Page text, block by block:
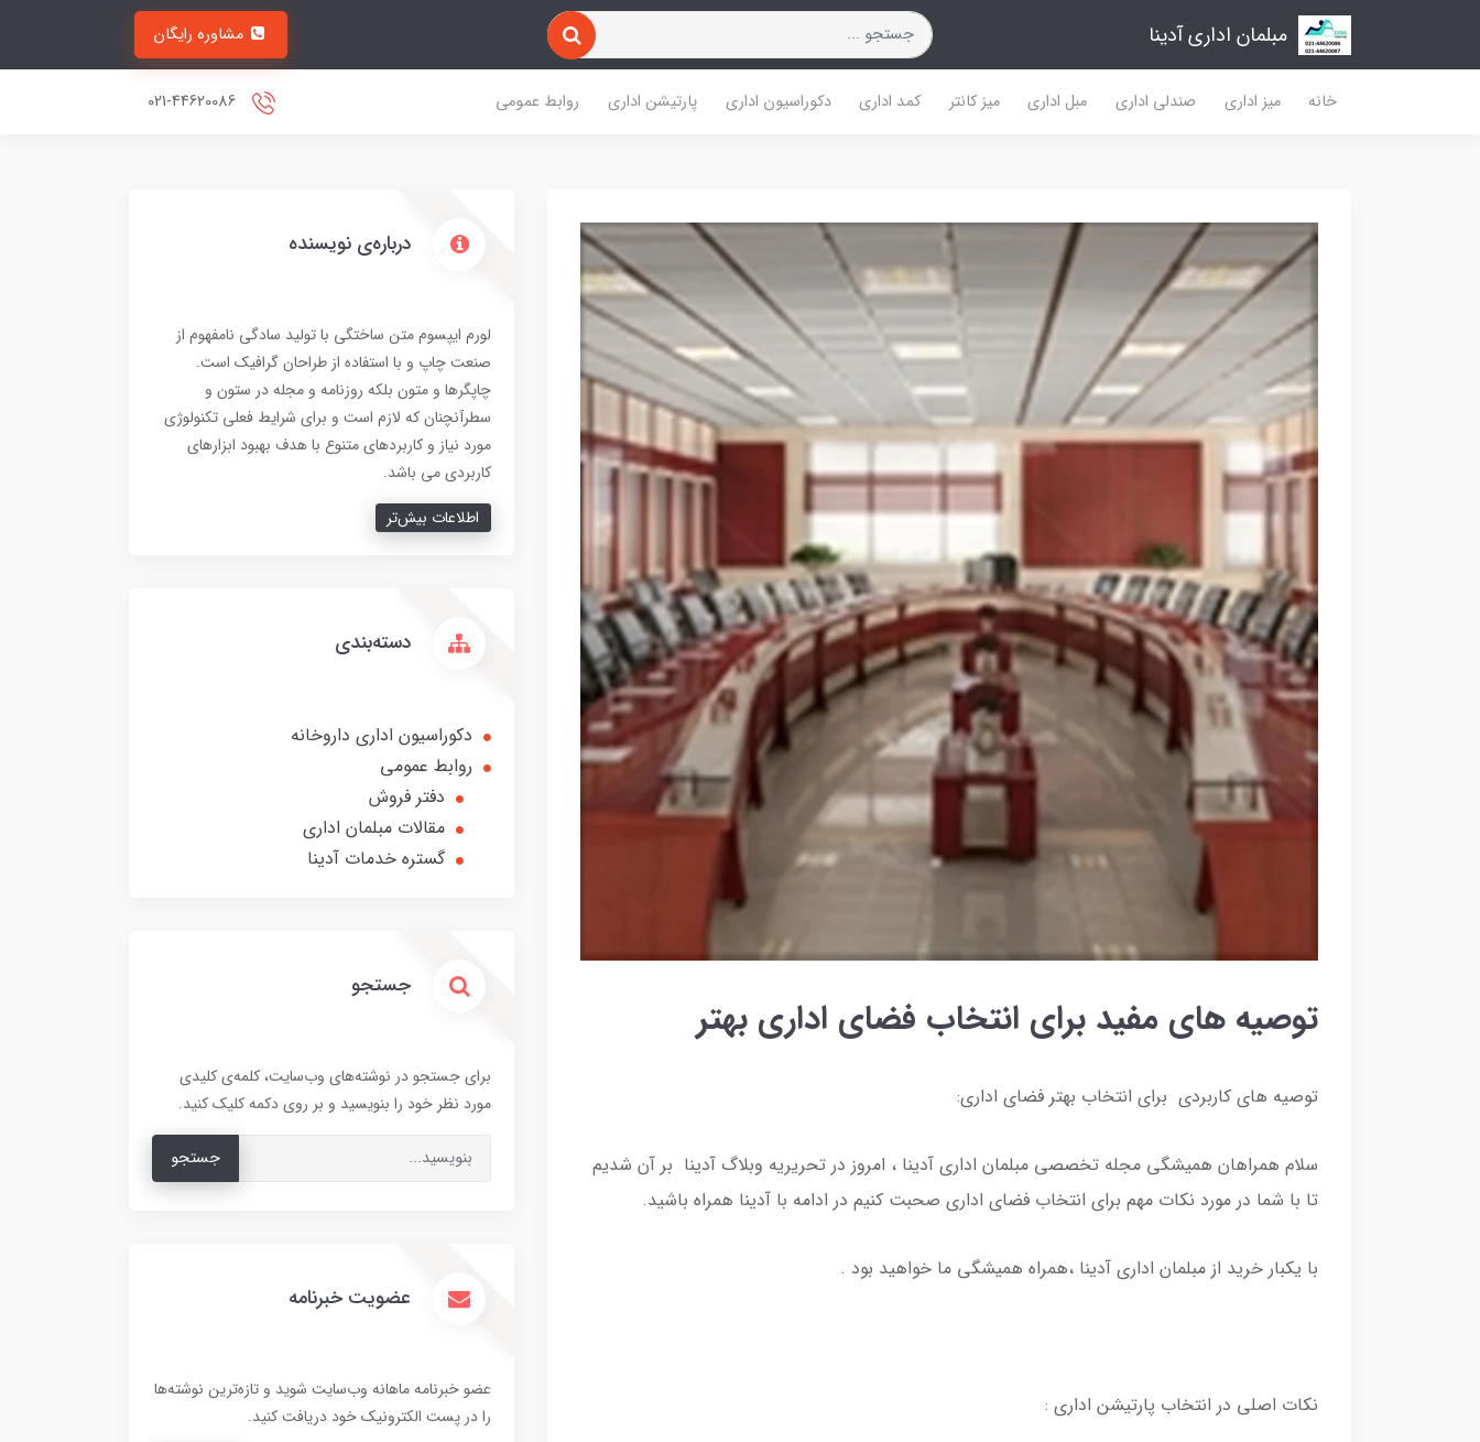
مبلمان اداری آدینا
خانه میز اداری صندلی اداری مبل اداری میز کانتر کمد اداری دکوراسیون اداری پارتیشن اداری روابط عمومی
توصیه های مفید برای انتخاب فضای اداری بهتر
توصیه های کاربردی برای انتخاب بهتر فضای اداری:
سلام همراهان همیشگی مجله تخصصی مبلمان اداری آدینا ، امروز در تحریریه وبلاگ آدینا بر آن شدیم
تا با شما در مورد نکات مهم برای انتخاب فضای اداری صحبت کنیم در ادامه با آدینا همراه باشید.
با یکبار خرید از مبلمان اداری آدینا ،همراه همیشگی ما خواهید بود .
نکات اصلی در انتخاب پارتیشن اداری :
درباره‌ی نویسنده
لورم ایپسوم متن ساختگی با تولید سادگی نامفهوم از
صنعت چاپ و با استفاده از طراحان گرافیک است.
چاپگرها و متون بلکه روزنامه و مجله در ستون و
سطرآنچنان که لازم است و برای شرایط فعلی تکنولوژی
مورد نیاز و کاربردهای متنوع با هدف بهبود ابزارهای
کاربردی می باشد.
اطلاعات بیش‌تر
دسته‌بندی
دکوراسیون اداری داروخانه
روابط عمومی
دفتر فروش
مقالات مبلمان اداری
گستره خدمات آدینا
جستجو
برای جستجو در نوشته‌های وب‌سایت، کلمه‌ی کلیدی
مورد نظر خود را بنویسید و بر روی دکمه کلیک کنید.
جستجو
عضویت خبرنامه
عضو خبرنامه ماهانه وب‌سایت شوید و تازه‌ترین نوشته‌ها
را در پست الکترونیک خود دریافت کنید.